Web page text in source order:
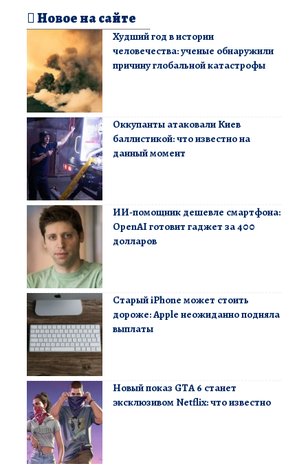
Новое на сайте
Худший год в истории
человечества: ученые обнаружили
причину глобальной катастрофы
Оккупанты атаковали Киев
баллистикой: что известно на
данный момент
ИИ-помощник дешевле смартфона:
OpenAI готовит гаджет за 400
долларов
Старый iPhone может стоить
дороже: Apple неожиданно подняла
выплаты
Новый показ GTA 6 станет
эксклюзивом Netflix: что известно